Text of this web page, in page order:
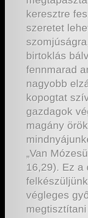
keresztre
szeretet
birtoklás
fennmarad
nagyobb
kopogtat
gazdagok
magány
„Van
16,29). Ez a
végleges